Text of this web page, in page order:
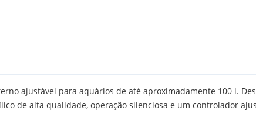
ajustável para aquários de até aproximadamente 100 l.
de alta qualidade, operação silenciosa e um controlador